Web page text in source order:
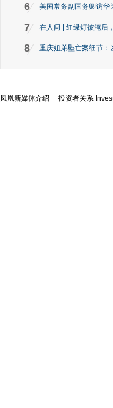
6 美国常务副国务卿访华
7 在人间 | 红绿灯被淹后
8 重庆姐弟坠亡案细节：
凤凰新媒体介绍 投资者关系